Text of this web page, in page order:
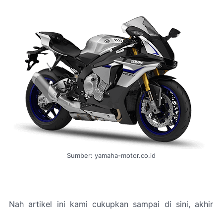
Sumber: yamaha-motor.co.id
Nah artikel ini kami cukupkan sampai di sini, akhir